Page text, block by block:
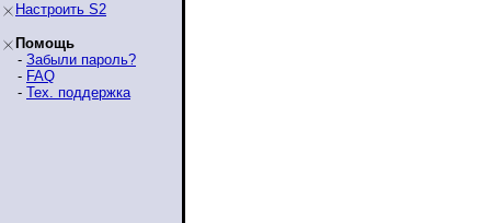
Настроить S2
Помощь
- Забыли пароль?
- FAQ
- Тех. поддержка